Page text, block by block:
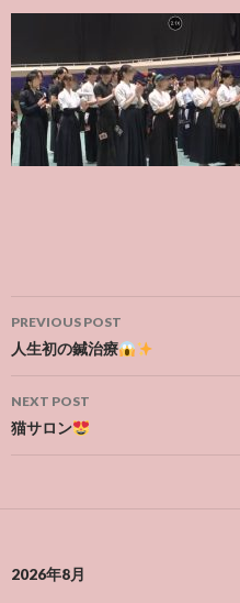
Post
navigation
PREVIOUS POST
人生初の鍼治療
NEXT POST
猫サロン
2026年8月